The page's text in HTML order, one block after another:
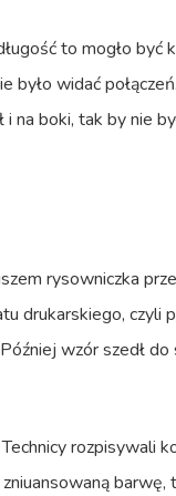
to mogło
było widać
boki, tak by nie
rysowniczka
drukarskiego,
wzór szedł
rozpisywali
barwę,